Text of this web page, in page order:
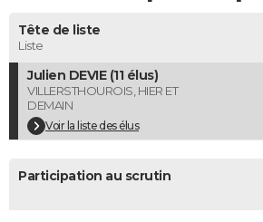
COPAINS D'AVANT
S'inscrire
Se connecter
Lycées
Collèges
Primaires
Universités
Entreprises
Service militaire
Avis de recherche
AVIS DE DÉCÈS
FORUM
Tête de liste
Liste
Julien DEVIE (11 élus)
VILLERSTHOUROIS, HIER ET
DEMAIN
Voir la liste des élus
Participation au scrutin